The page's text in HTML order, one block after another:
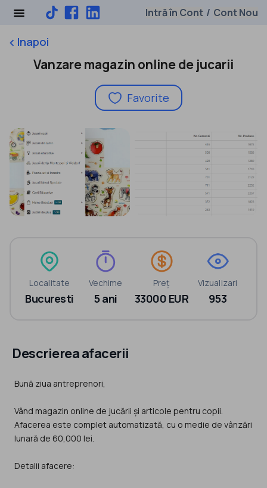
Intră în Cont / Cont Nou
keyboard_arrow_leftInapoi
Vanzare magazin online de jucarii
Favorite
Localitate
Bucuresti
Vechime
5 ani
Preț
33000 EUR
Vizualizari
953
Descrierea afacerii
Bună ziua antreprenori,
Vând magazin online de jucării și articole pentru copii.
Afacerea este complet automatizată, cu o medie de vânzări
lunară de 60,000 lei.
Detalii afacere: